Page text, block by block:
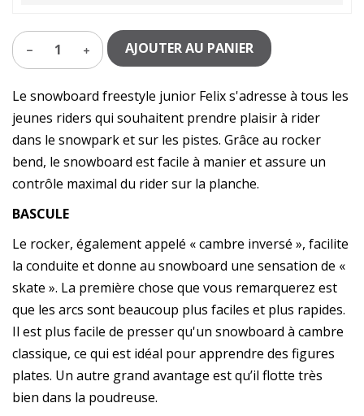
1 AJOUTER AU PANIER
Le snowboard freestyle junior Felix s'adresse à tous les
jeunes riders qui souhaitent prendre plaisir à rider
dans le snowpark et sur les pistes. Grâce au rocker
bend, le snowboard est facile à manier et assure un
contrôle maximal du rider sur la planche.
BASCULE
Le rocker, également appelé « cambre inversé », facilite
la conduite et donne au snowboard une sensation de «
skate ». La première chose que vous remarquerez est
que les arcs sont beaucoup plus faciles et plus rapides.
Il est plus facile de presser qu'un snowboard à cambre
classique, ce qui est idéal pour apprendre des figures
plates. Un autre grand avantage est qu’il flotte très
bien dans la poudreuse.